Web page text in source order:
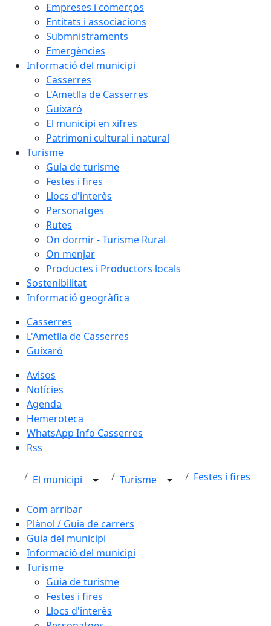
Empreses i comerços
Entitats i associacions
Submnistraments
Emergències
Informació del municipi
Casserres
L'Ametlla de Casserres
Guixaró
El municipi en xifres
Patrimoni cultural i natural
Turisme
Guia de turisme
Festes i fires
Llocs d'interès
Personatges
Rutes
On dormir - Turisme Rural
On menjar
Productes i Productors locals
Sostenibilitat
Informació geogràfica
Casserres
L'Ametlla de Casserres
Guixaró
Avisos
Notícies
Agenda
Hemeroteca
WhatsApp Info Casserres
Rss
El municipi Turisme Festes i fires
Com arribar
Plànol / Guia de carrers
Guia del municipi
Informació del municipi
Turisme
Guia de turisme
Festes i fires
Llocs d'interès